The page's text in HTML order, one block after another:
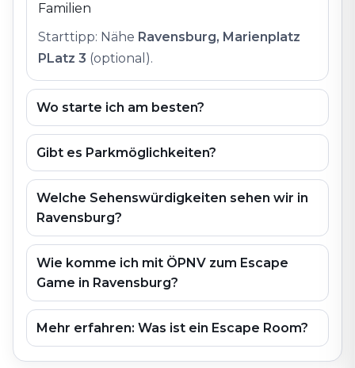
Familien
Starttipp: Nähe Ravensburg, Marienplatz
PLatz 3 (optional).
Wo starte ich am besten?
Gibt es Parkmöglichkeiten?
Welche Sehenswürdigkeiten sehen wir in
Ravensburg?
Wie komme ich mit ÖPNV zum Escape
Game in Ravensburg?
Mehr erfahren: Was ist ein Escape Room?